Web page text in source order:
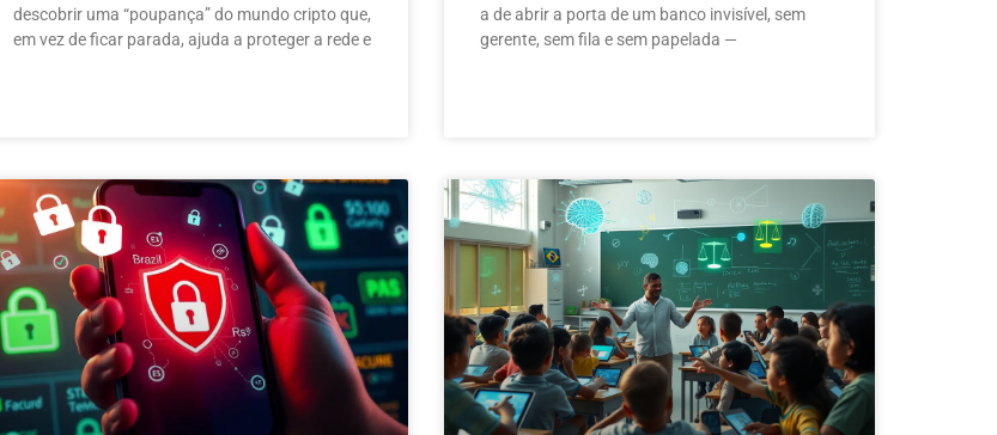
descobrir uma “poupança” do mundo cripto que,
em vez de ficar parada, ajuda a proteger a rede e
a de abrir a porta de um banco invisível, sem
gerente, sem fila e sem papelada —